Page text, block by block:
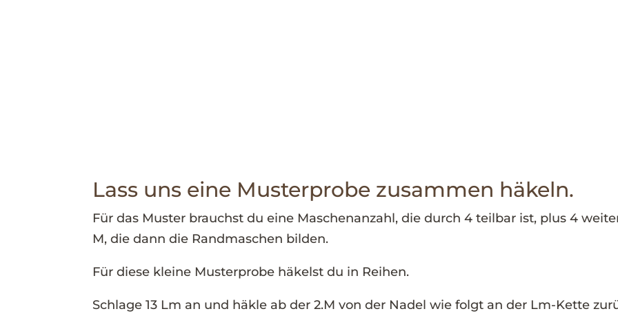
Lass uns eine Musterprobe zusammen häkeln.
Für das Muster brauchst du eine Maschenanzahl, die durch 4 teilbar ist, plus 4
M, die dann die Randmaschen bilden.
Für diese kleine Musterprobe häkelst du in Reihen.
Schlage 13 Lm an und häkle ab der 2.M von der Nadel wie folgt an der Lm-Kette